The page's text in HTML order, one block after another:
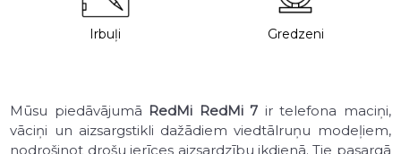
Irbuļi Gredzeni
Mūsu piedāvājumā RedMi RedMi 7 ir telefona maciņi,
vāciņi un aizsargstikli dažādiem viedtālruņu modeļiem,
nodrošinot drošu ierīces aizsardzību ikdienā. Tie pasargā